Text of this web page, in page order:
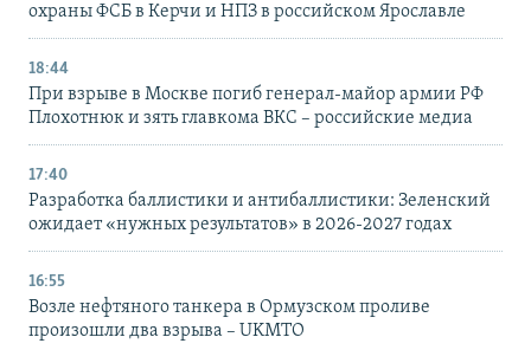
охраны ФСБ в Керчи и НПЗ в российском Ярославле
18:44
При взрыве в Москве погиб генерал-майор армии РФ
Плохотнюк и зять главкома ВКС – российские медиа
17:40
Разработка баллистики и антибаллистики: Зеленский
ожидает «нужных результатов» в 2026-2027 годах
16:55
Возле нефтяного танкера в Ормузском проливе
произошли два взрыва – UKMTO